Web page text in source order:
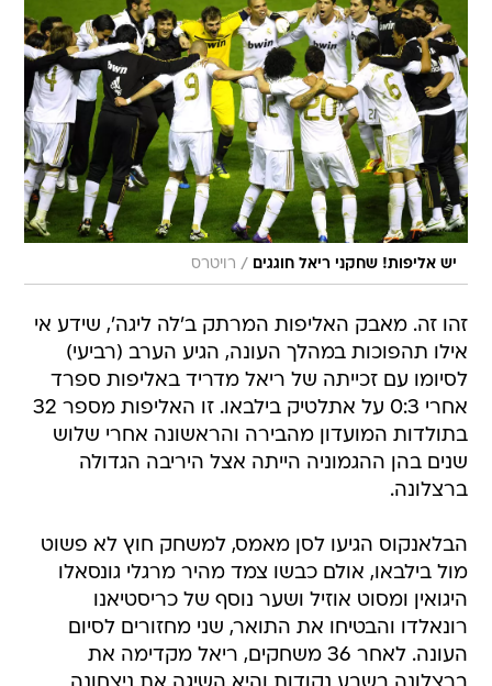
יש אליפות! שחקני ריאל חוגגים / רויטרס
זהו זה. מאבק האליפות המרתק ב'לה ליגה', שידע אי
אילו תהפוכות במהלך העונה, הגיע הערב (רביעי)
לסיומו עם זכייתה של ריאל מדריד באליפות ספרד
אחרי 0:3 על אתלטיק בילבאו. זו האליפות מספר 32
בתולדות המועדון מהבירה והראשונה אחרי שלוש
שנים בהן ההגמוניה הייתה אצל היריבה הגדולה
ברצלונה.
הבלאנקוס הגיעו לסן מאמס, למשחק חוץ לא פשוט
מול בילבאו, אולם כבשו צמד מהיר מרגלי גונסאלו
היגואין ומסוט אוזיל ושער נוסף של כריסטיאנו
רונאלדו והבטיחו את התואר, שני מחזורים לסיום
העונה. לאחר 36 משחקים, ריאל מקדימה את